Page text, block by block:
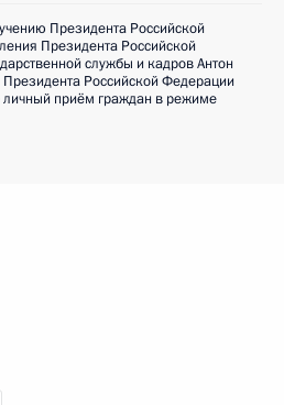
Президента Российской
Президента Российской
службы и кадров Антон
Российской Федерации
приём граждан в режиме